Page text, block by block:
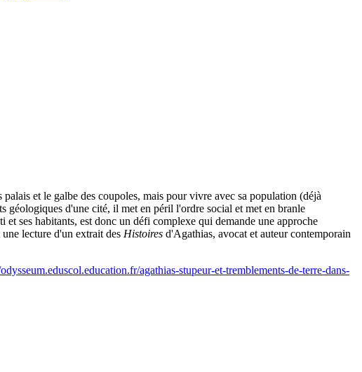
et le galbe des coupoles, mais pour vivre avec sa population (déjà
géologiques d'une cité, il met en péril l'ordre social et met en branle
ses habitants, est donc un défi complexe qui demande une approche
lecture d'un extrait des Histoires d'Agathias, avocat et auteur contemporain
agathias-stupeur-et-tremblements-de-terre-dans-